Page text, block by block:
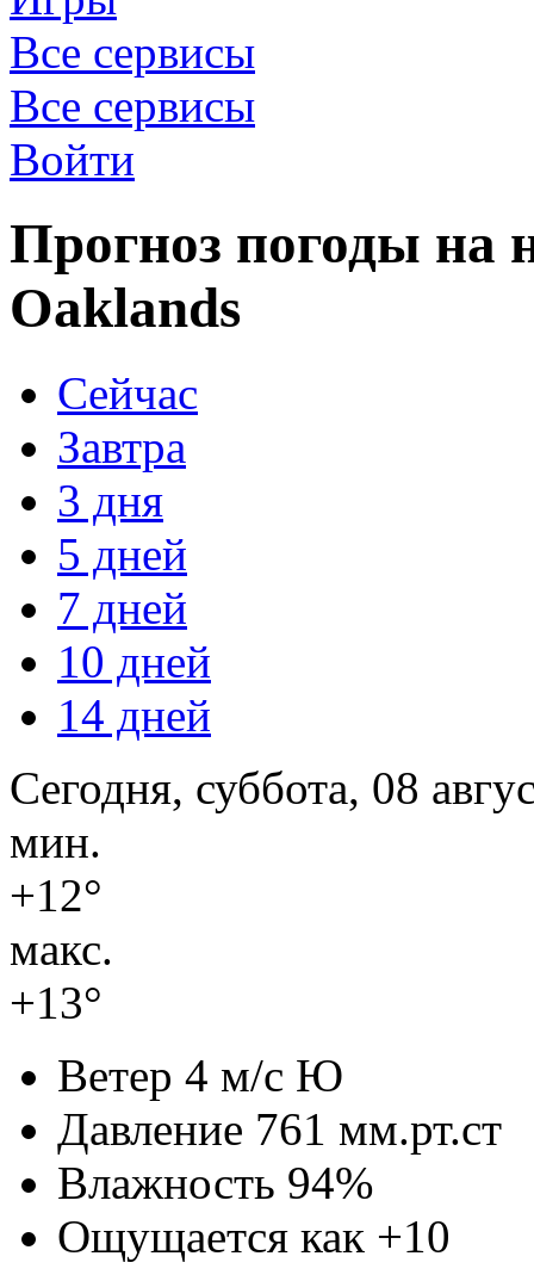
Все сервисы
Все сервисы
Войти
Прогноз погоды на
Oaklands
Сейчас
Завтра
3 дня
5 дней
7 дней
10 дней
14 дней
Сегодня, суббота, 08
мин.
+12°
макс.
+13°
Ветер 4 м/с Ю
Давление 761 мм.рт.ст
Влажность 94%
Ощущается как +10